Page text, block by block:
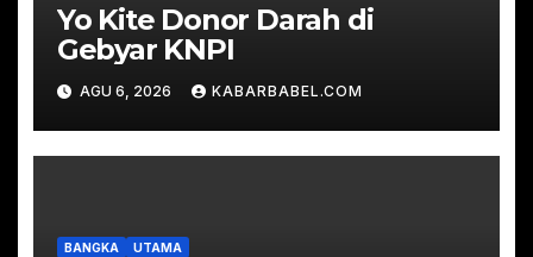
Yo Kite Donor Darah di
Gebyar KNPI
AGU 6, 2026 KABARBABEL.COM
BANGKA UTAMA